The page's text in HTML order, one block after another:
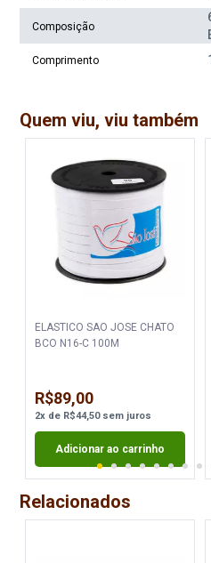
Composição
Comprimento
Quem viu, viu também
ELASTICO SAO JOSE CHATO
BCO N16-C 100M
R$89,00
2xde R$44,50sem juros
Adicionar ao carrinho
Relacionados